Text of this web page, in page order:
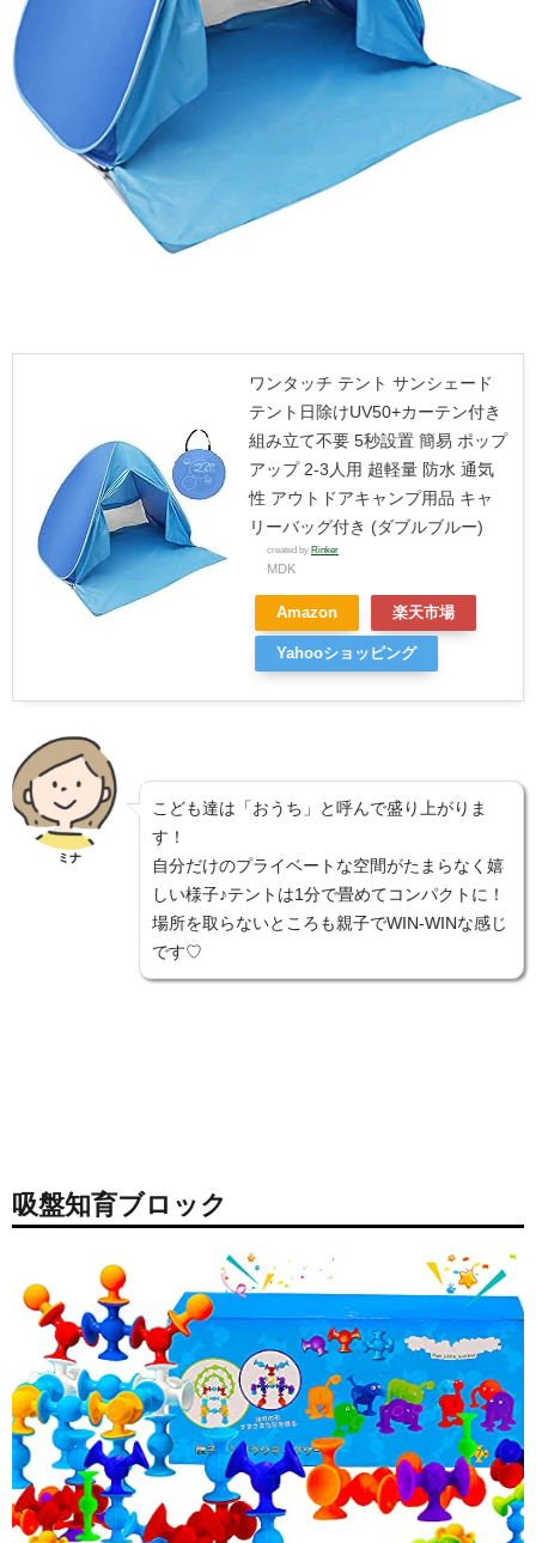
ワンタッチ テント サンシェード
テント日除けUV50+カーテン付き
組み立て不要 5秒設置 簡易 ポップ
アップ 2-3人用 超軽量 防水 通気
性 アウトドアキャンプ用品 キャ
リーバッグ付き (ダブルブルー)
created byRinker
MDK
Amazon 楽天市場
Yahooショッピング
ミナ
こども達は「おうち」と呼んで盛り上がりま
す！
自分だけのプライベートな空間がたまらなく嬉
しい様子♪テントは1分で畳めてコンパクトに！
場所を取らないところも親子でWIN-WINな感じ
です♡
吸盤知育ブロック